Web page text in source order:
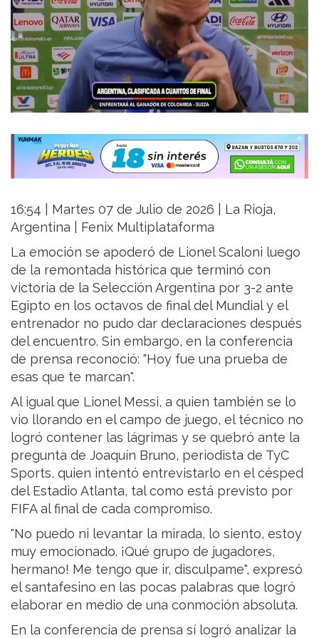
16:54 | Martes 07 de Julio de 2026 | La Rioja,
Argentina | Fenix Multiplataforma
La emoción se apoderó de Lionel Scaloni luego
de la remontada histórica que terminó con
victoria de la Selección Argentina por 3-2 ante
Egipto en los octavos de final del Mundial y el
entrenador no pudo dar declaraciones después
del encuentro. Sin embargo, en la conferencia
de prensa reconoció: "Hoy fue una prueba de
esas que te marcan".
Al igual que Lionel Messi, a quien también se lo
vio llorando en el campo de juego, el técnico no
logró contener las lágrimas y se quebró ante la
pregunta de Joaquín Bruno, periodista de TyC
Sports, quien intentó entrevistarlo en el césped
del Estadio Atlanta, tal como está previsto por
FIFA al final de cada compromiso.
"No puedo ni levantar la mirada, lo siento, estoy
muy emocionado. ¡Qué grupo de jugadores,
hermano! Me tengo que ir, disculpame", expresó
el santafesino en las pocas palabras que logró
elaborar en medio de una conmoción absoluta.
En la conferencia de prensa sí logró analizar la